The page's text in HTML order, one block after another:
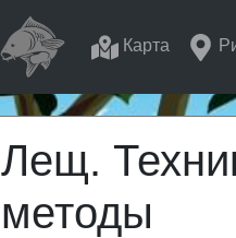
Карта
Лещ.
методы